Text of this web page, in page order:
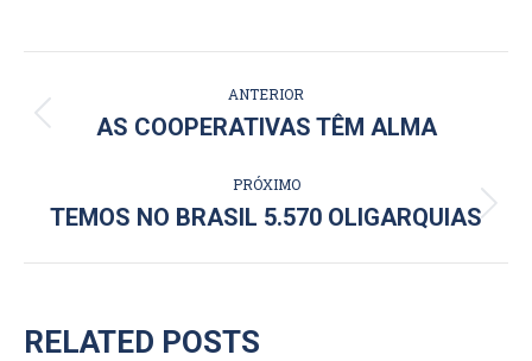
DE
ANTERIOR
Post
AS COOPERATIVAS TÊM ALMA
PRÓXIMO
Próximo
TEMOS NO BRASIL 5.570 OLIGARQUIAS
RELATED POSTS